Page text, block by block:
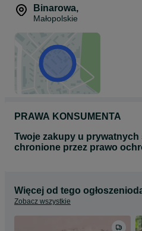
Binarowa,
Małopolskie
PRAWA KONSUMENTA
Twoje zakupy u
chronione przez prawo
Więcej od tego
Zobacz wszystkie